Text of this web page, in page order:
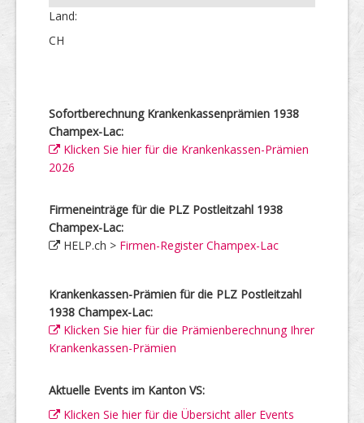
Land:
CH
Sofortberechnung Krankenkassenprämien 1938
Champex-Lac:
Klicken Sie hier für die Krankenkassen-Prämien
2026
Firmeneinträge für die PLZ Postleitzahl 1938
Champex-Lac:
HELP.ch > Firmen-Register Champex-Lac
Krankenkassen-Prämien für die PLZ Postleitzahl
1938 Champex-Lac:
Klicken Sie hier für die Prämienberechnung Ihrer
Krankenkassen-Prämien
Aktuelle Events im Kanton VS:
Klicken Sie hier für die Übersicht aller Events